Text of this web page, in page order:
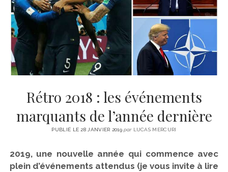
CINÉMA
LITTÉRATURE
ÉCONOMIE
SPORT
MÉDIAS
SANTÉ
instagram
emailemail-
form
Rétro 2018 : les événements
marquants de l’année dernière
PUBLIÉ LE 28 JANVIER 2019parLUCAS MERCURI
2019, une nouvelle année qui commence avec
plein d’événements attendus (je vous invite à lire